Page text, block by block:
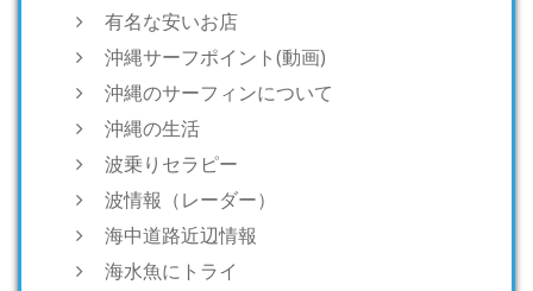
有名な安いお店
沖縄サーフポイント(動画)
沖縄のサーフィンについて
沖縄の生活
波乗りセラピー
波情報（レーダー）
海中道路近辺情報
海水魚にトライ